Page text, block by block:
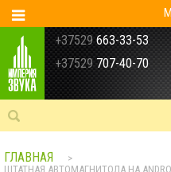
+37529 663-33-53
+37529 707-40-70
ГЛАВНАЯ
>
ШТАТНАЯ АВТОМАГНИТОЛА НА